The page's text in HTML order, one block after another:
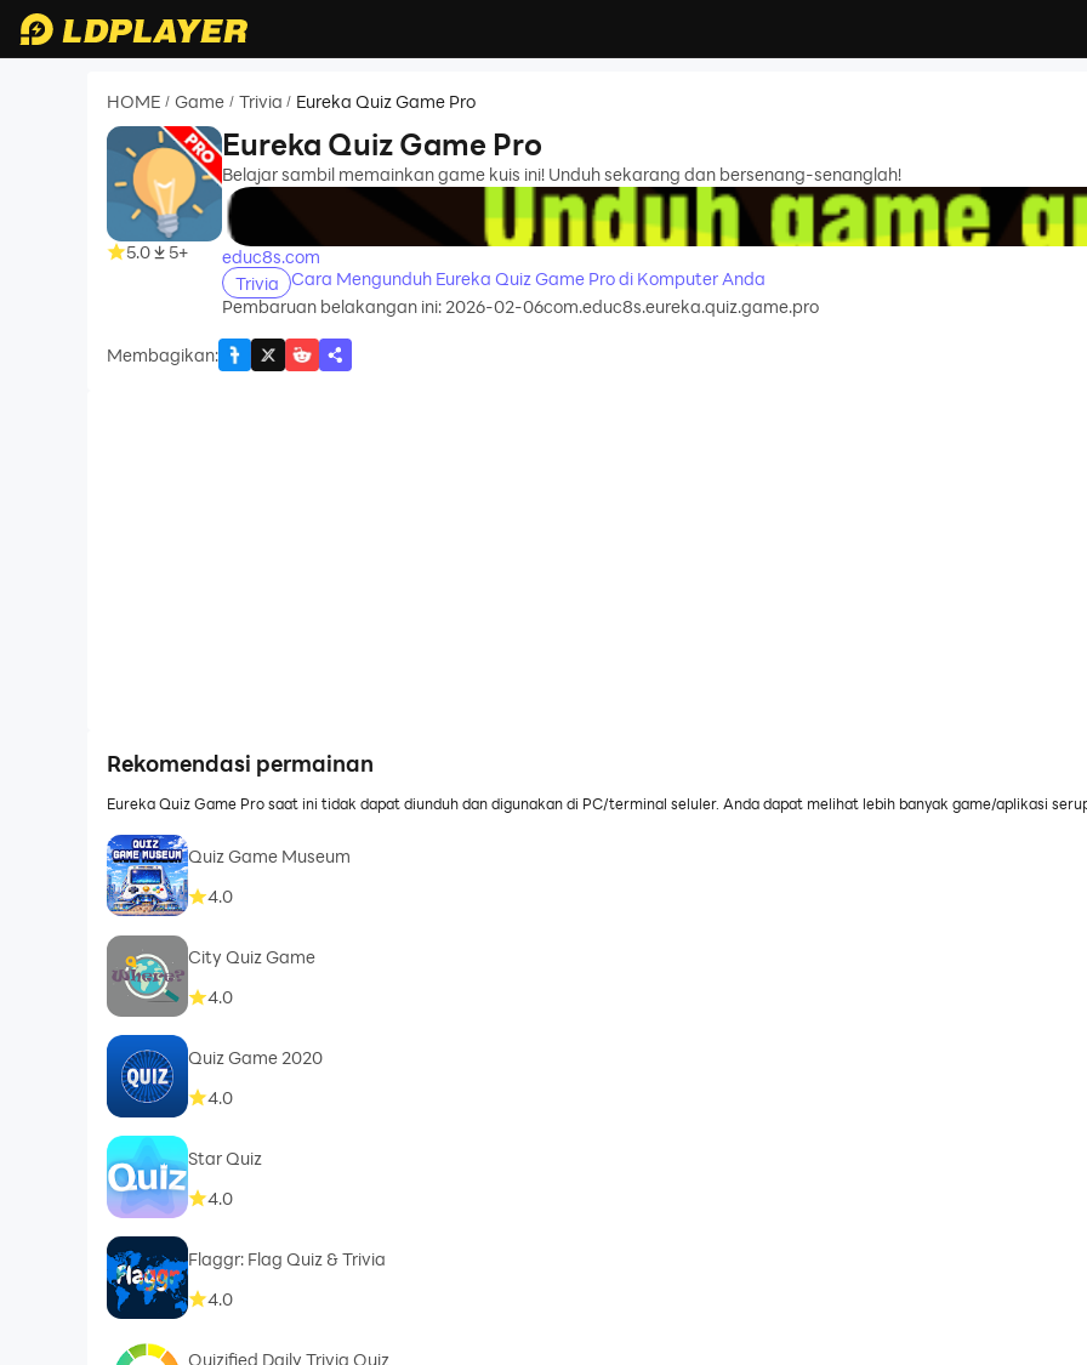
HOME / Game / Trivia / Eureka Quiz Game Pro
5.0 5+
Eureka Quiz Game Pro
Belajar sambil memainkan game kuis ini! Unduh sekarang dan bersenang-senanglah!
recommend
educ8s.com
Trivia
Cara Mengunduh Eureka Quiz Game Pro di Komputer Anda
Pembaruan belakangan ini: 2026-02-06com.educ8s.eureka.quiz.game.pro
Membagikan:
Rekomendasi permainan
Eureka Quiz Game Pro saat ini tidak dapat diunduh dan digunakan di PC/terminal seluler. Anda dapat melihat lebih banyak game/aplikasi
Quiz Game Museum
4.0
City Quiz Game
4.0
Quiz Game 2020
4.0
Star Quiz
4.0
Flaggr: Flag Quiz & Trivia
4.0
Quizified Daily Trivia Quiz